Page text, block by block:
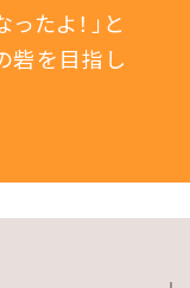
たよ！」と
砦を目指し